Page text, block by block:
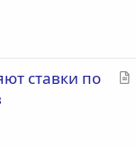
С
ставки по